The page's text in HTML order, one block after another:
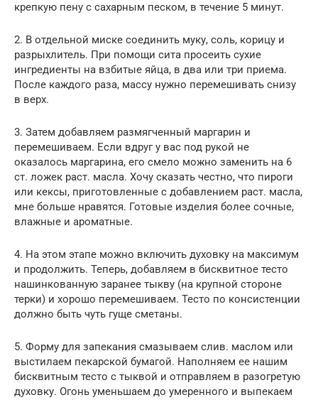
крепкую пену с сахарным песком, в течение 5 минут.
2. В отдельной миске соединить муку, соль, корицу и
разрыхлитель. При помощи сита просеить сухие
ингредиенты на взбитые яйца, в два или три приема.
После каждого раза, массу нужно перемешивать снизу
в верх.
3. Затем добавляем размягченный маргарин и
перемешиваем. Если вдруг у вас под рукой не
оказалось маргарина, его смело можно заменить на 6
ст. ложек раст. масла. Хочу сказать честно, что пироги
или кексы, приготовленные с добавлением раст. масла,
мне больше нравятся. Готовые изделия более сочные,
влажные и ароматные.
4. На этом этапе можно включить духовку на максимум
и продолжить. Теперь, добавляем в бисквитное тесто
нашинкованную заранее тыкву (на крупной стороне
терки) и хорошо перемешиваем. Тесто по консистенции
должно быть чуть гуще сметаны.
5. Форму для запекания смазываем слив. маслом или
выстилаем пекарской бумагой. Наполняем ее нашим
бисквитным тесто с тыквой и отправляем в разогретую
духовку. Огонь уменьшаем до умеренного и выпекаем